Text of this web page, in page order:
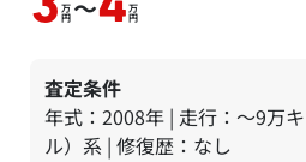
万
円 ～ 万
円
査定条件
年式：2008年 | 走行：～9万
ル）系 | 修復歴：なし